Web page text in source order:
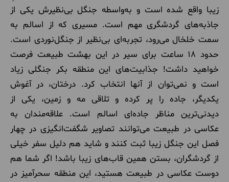
زیبا واقع شده است و به‌واسطه جنگل بی‌نظیرش یکی از
جاذبه‌های گردشگری مهم است. مسیری که از اسالم به
سمت خلخال می‌رود، تجربه‌ای بی‌نظیر از جنگل‌نوردی است.
حدود 18 ساعت برای سیر در این بهشت طبیعت فرصت
خواهید داشت! جذابیت‌های این منطقه بکر جنگلی زیاد
است و نمی‌توان از آنها انتخاب کرد. درختان، در آغوش
یکدیگر، جاده را پر کرده و تلاقی مه و زمین، یکی از
دیدنی‌ترین مناظر جاده‌ای اسالم است. علاقه‌مندان به
عکاسی در طبیعت می‌توانند تصاویر شگفت‌انگیزی در چهار
فصل این جنگل زیبا ثبت کنند و شاید هم دلیل سفر خیلی
از گردشگران، بستن همین قاب‌های زیبا باشد! اگر شما هم
دوست عکاسی در طبیعت هستید، این منطقه سحرآمیز در